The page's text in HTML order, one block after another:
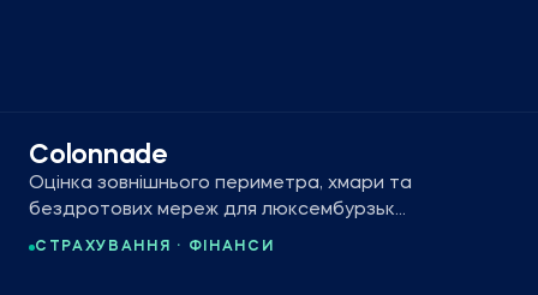
Colonnade
Оцінка зовнішнього периметра, хмари та
бездротових мереж для люксембурзької
компанії загального страхування.
СТРАХУВАННЯ · ФІНАНСИ